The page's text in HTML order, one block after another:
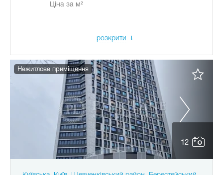
Ціна за м²
розкрити
12
Нежитлове приміщення